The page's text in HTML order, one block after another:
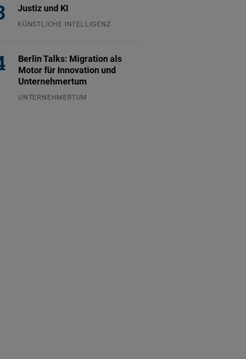
Justiz und KI
KÜNSTLICHE INTELLIGENZ
Berlin Talks: Migration als
Motor für Innovation und
Unternehmertum
UNTERNEHMERTUM